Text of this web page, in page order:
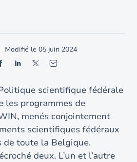
Modifié le 05 juin 2024
scientifique fédérale
les programmes de
menés conjointement
scientifiques fédéraux
de toute la Belgique.
deux. L’un et l’autre